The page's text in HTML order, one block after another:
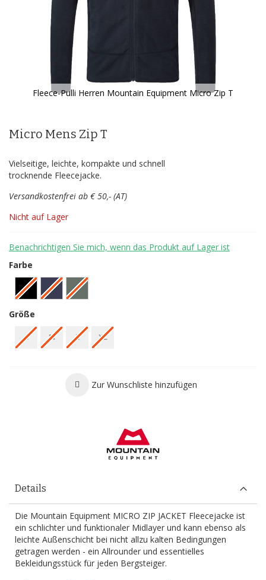
Fleece-Pulli Herren Mountain Equipment Micro Zip T
der
Micro Mens Zip T
Vielseitige, leichte, kompakte und schnell
trocknende Fleecejacke.
Versandkostenfrei ab € 50,- (AT)
Nicht auf Lager
Benachrichtigen Sie mich, wenn das Produkt auf Lager ist
Farbe
Größe
S M L XL
Zur Wunschliste hinzufügen
Details
Die Mountain Equipment MICRO ZIP JACKET Fleecejacke ist
ein schlichter und funktionaler Midlayer und kann ebenso als
leichte Außenschicht bei nicht allzu kalten Bedingungen
getragen werden - ein Allrounder und essentielles
Bekleidungsstück für jeden Bergsteiger.